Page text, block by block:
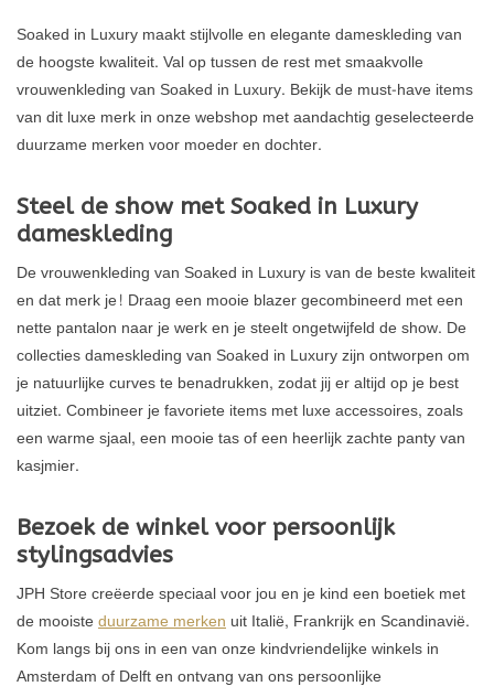
Soaked in Luxury maakt stijlvolle en elegante dameskleding van
de hoogste kwaliteit. Val op tussen de rest met smaakvolle
vrouwenkleding van Soaked in Luxury. Bekijk de must-have items
van dit luxe merk in onze webshop met aandachtig geselecteerde
duurzame merken voor moeder en dochter.
Steel de show met Soaked in Luxury
dameskleding
De vrouwenkleding van Soaked in Luxury is van de beste kwaliteit
en dat merk je! Draag een mooie blazer gecombineerd met een
nette pantalon naar je werk en je steelt ongetwijfeld de show. De
collecties dameskleding van Soaked in Luxury zijn ontworpen om
je natuurlijke curves te benadrukken, zodat jij er altijd op je best
uitziet. Combineer je favoriete items met luxe accessoires, zoals
een warme sjaal, een mooie tas of een heerlijk zachte panty van
kasjmier.
Bezoek de winkel voor persoonlijk
stylingsadvies
JPH Store creëerde speciaal voor jou en je kind een boetiek met
de mooiste duurzame merken uit Italië, Frankrijk en Scandinavië.
Kom langs bij ons in een van onze kindvriendelijke winkels in
Amsterdam of Delft en ontvang van ons persoonlijke